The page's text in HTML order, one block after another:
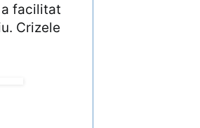
facilitat
Crizele